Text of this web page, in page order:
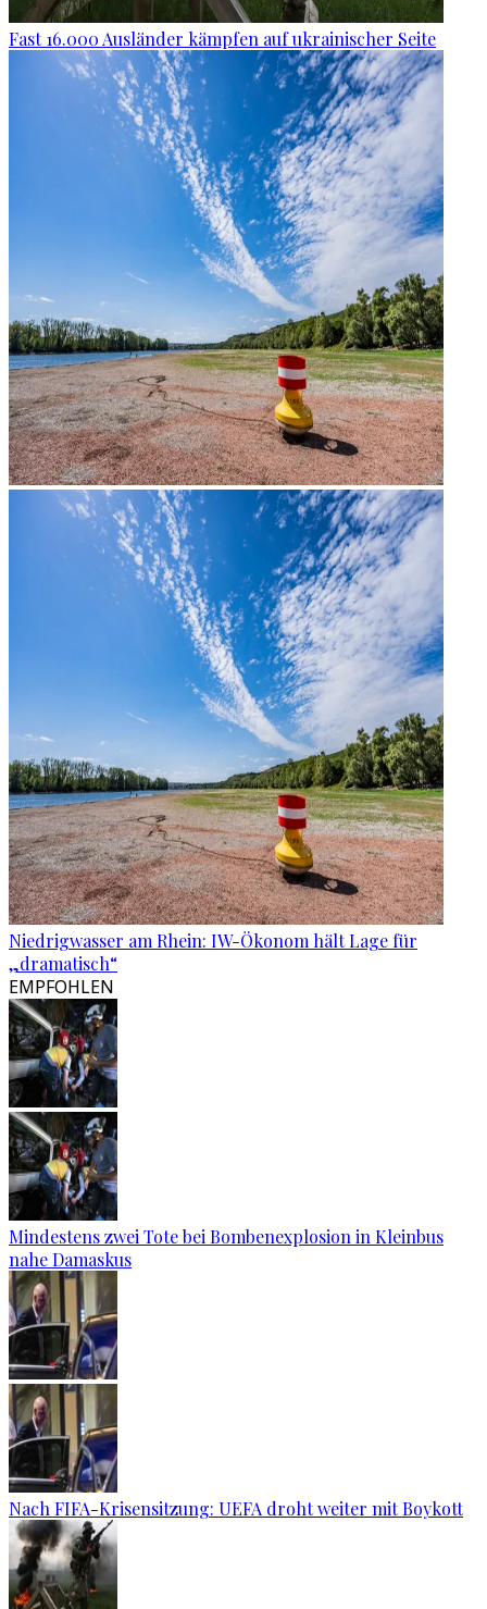
Fast 16.000 Ausländer kämpfen auf ukrainischer Seite
Niedrigwasser am Rhein: IW-Ökonom hält Lage für
„dramatisch“
EMPFOHLEN
Mindestens zwei Tote bei Bombenexplosion in Kleinbus
nahe Damaskus
Nach FIFA-Krisensitzung: UEFA droht weiter mit Boykott